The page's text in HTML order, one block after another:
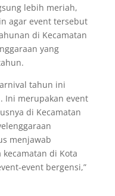
lebih meriah,
agar event tersebut
di Kecamatan
yang
tahun ini
Ini merupakan event
di Kecamatan
menjawab
di Kota
event bergensi,”